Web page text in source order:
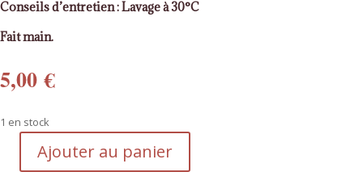
Conseils d’entretien : Lavage à 30°C
Fait main.
5,00€
1 en stock
quantitéAjouter au panier